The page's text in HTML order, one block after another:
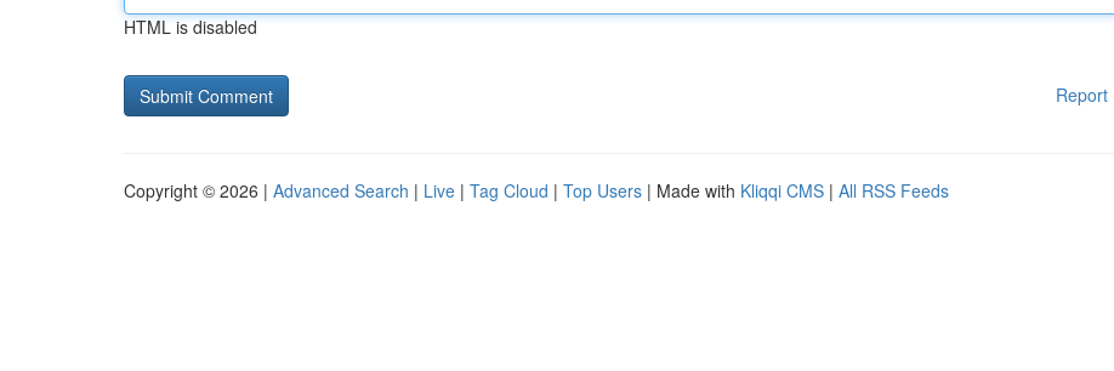
HTML is disabled
Report
Copyright © 2026 | Advanced Search | Live | Tag Cloud | Top Users | Made with Kliqqi CMS | All RSS Feeds